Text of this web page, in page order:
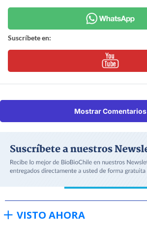
Suscríbete en:
Mostrar Comentarios
VISTO AHORA